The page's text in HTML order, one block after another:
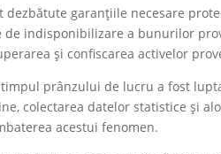
dezbătute garanțiile necesare
indisponibilizare a bunurilor
și confiscarea activelor
prânzului de lucru a fost
colectarea datelor statistice și
acestui fenomen.